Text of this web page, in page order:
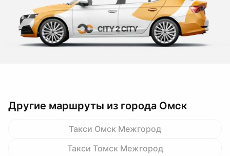
Другие маршруты из города Омск
Такси Омск Межгород
Такси Томск Межгород